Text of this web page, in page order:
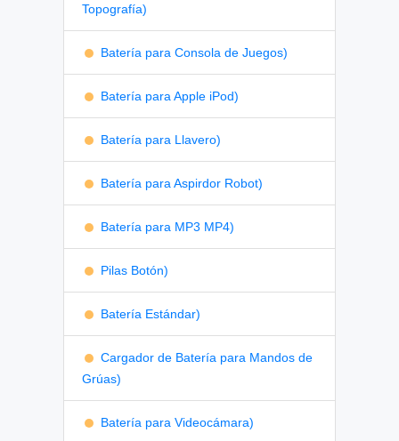
Topografía)
Batería para Consola de Juegos)
Batería para Apple iPod)
Batería para Llavero)
Batería para Aspirdor Robot)
Batería para MP3 MP4)
Pilas Botón)
Batería Estándar)
Cargador de Batería para Mandos de
Grúas)
Batería para Videocámara)